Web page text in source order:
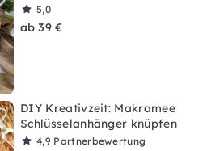
5,0
ab 39 €
DIY Kreativzeit: Makramee
Schlüsselanhänger knüpfen
4,9 Partnerbewertung